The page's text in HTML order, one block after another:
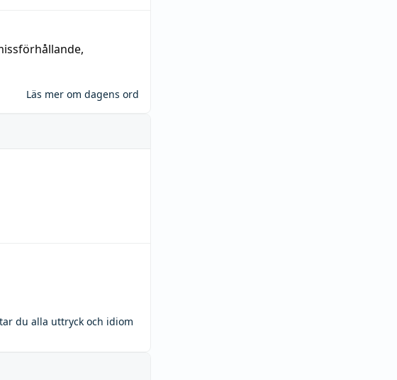
,
Läs mer om dagens ord
du alla uttryck och idiom